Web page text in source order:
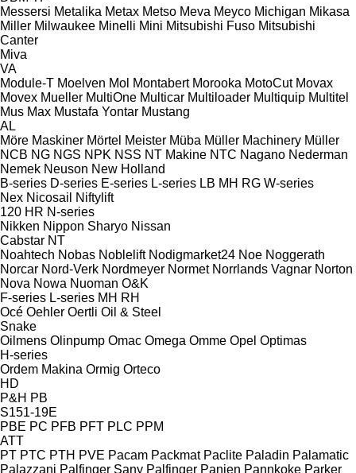
Messersi Metalika Metax Metso Meva Meyco Michigan Mikasa
Miller Milwaukee Minelli Mini Mitsubishi Fuso Mitsubishi
Canter
Miva
VA
Module-T Moelven Mol Montabert Morooka MotoCut Movax
Movex Mueller MultiOne Multicar Multiloader Multiquip Multitel
Mus Max Mustafa Yontar Mustang
AL
Möre Maskiner Mörtel Meister Müba Müller Machinery Müller
NCB NG NGS NPK NSS NT Makine NTC Nagano Nederman
Nemek Neuson New Holland
B-series D-series E-series L-series LB MH RG W-series
Nex Nicosail
Niftylift
120 HR N-series
Nikken Nippon Sharyo Nissan
Cabstar NT
Noahtech Nobas Noblelift Nodigmarket24 Noe Noggerath
Norcar Nord-Verk Nordmeyer Normet Norrlands Vagnar Norton
Nova Nowa Nuoman O&K
F-series L-series MH RH
Océ Oehler Oertli Oil & Steel
Snake
Oilmens Olinpump Omac Omega Omme Opel Optimas
H-series
Ordem Makina Ormig Orteco
HD
P&H PB
S151-19E
PBE PC PFB PFT PLC PPM
ATT
PT PTC PTH PVE Pacam Packmat Paclite Paladin Palamatic
Palazzani Palfinger Sany Palfinger Panien Pannkoke Parker